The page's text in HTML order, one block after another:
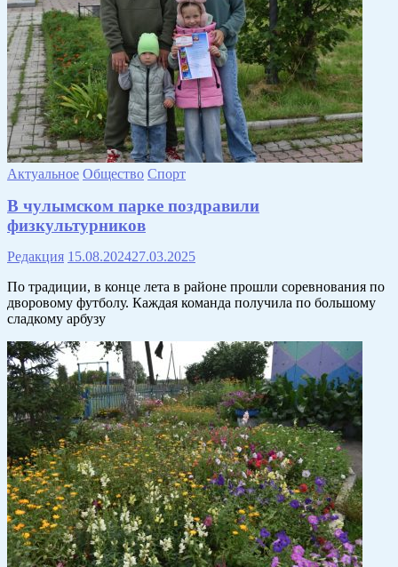
Актуальное Общество Спорт
В чулымском парке поздравили
физкультурников
Редакция 15.08.202427.03.2025
По традиции, в конце лета в районе прошли соревнования по
дворовому футболу. Каждая команда получила по большому
сладкому арбузу